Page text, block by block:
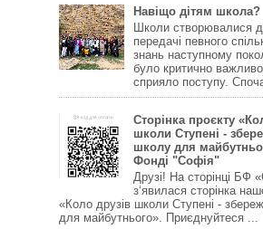
Навіщо дітям школа?
Школи створювалися
передачі певного
знань наступному
було критично
сприяло поступу.
Сторінка проєкту
школи Ступені -
школу для
Фонді "Софія"
Друзі! На сторінці БФ
з‘явилася сторінка
«Коло друзів школи Ступені -
для майбутнього». Приєднуйтеся ...